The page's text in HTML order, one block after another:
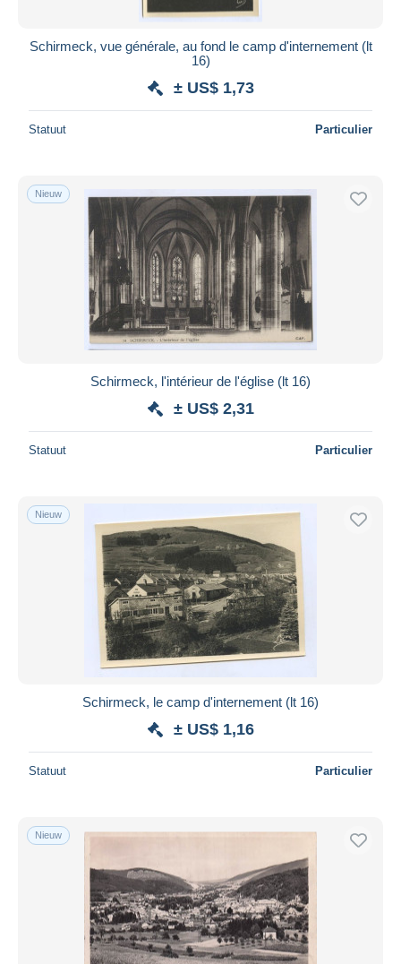
Schirmeck, vue générale, au fond le camp d'internement (lt
16)
± US$ 1,73
Statuut Particulier
Nieuw
Schirmeck, l'intérieur de l'église (lt 16)
± US$ 2,31
Statuut Particulier
Nieuw
Schirmeck, le camp d'internement (lt 16)
± US$ 1,16
Statuut Particulier
Nieuw